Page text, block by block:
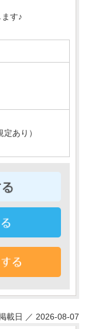
す♪
あり）
載日 ／ 2026-08-07